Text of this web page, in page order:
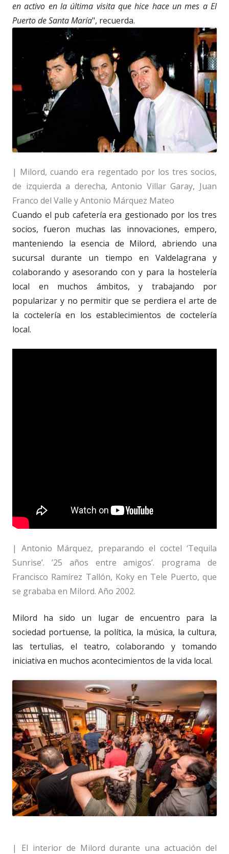
en activo en la última visita que hice hace un mes a El
Puerto de Santa María", recuerda.
| Milord, cuando era regentado por los tres socios,
de izquierda a derecha, Antonio Villar Garay, Juan
Franco del Valle y Antonio Márquez Mateo
Cuando el pub cafetería era gestionado por los tres
socios, fueron muchas las innovaciones, empero,
manteniendo la esencia de Milord, abriendo una
sucursal durante un tiempo en Valdelagrana y
colaborando y asesorando con y para la hostelería
local en muchos ámbitos, y trabajando por
popularizar y no permitir que se perdiera el arte de
la coctelería en los establecimientos de coctelería
local.
| Antonio Márquez, preparando el coctel ‘Tequila
Sunrise’. ’25 años entre amigos’. programa de
Francisco Ramírez Tallón, Koky en Tele Puerto, que
se grababa en Milord. Año 2002.
Milord ha sido un lugar de encuentro para la
sociedad portuense, la política, la música, la cultura,
las tertulias, el teatro, colaborando y tomando
iniciativa en muchos acontecimientos de la vida local.
| El interior de Milord durante una actuación del